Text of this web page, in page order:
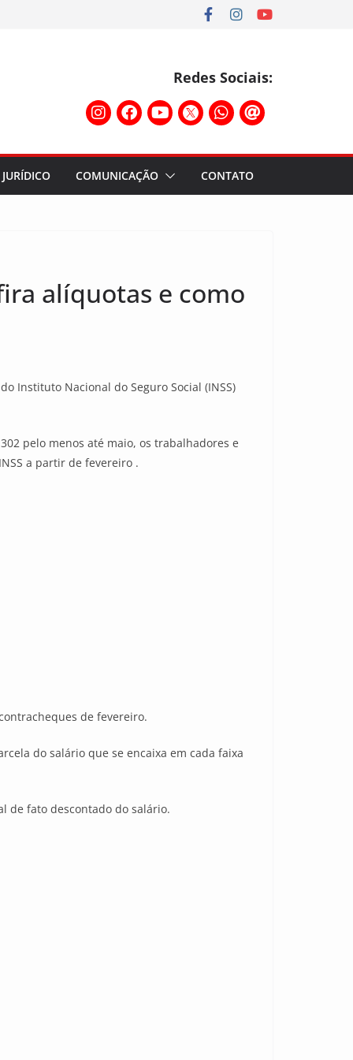
Redes Sociais:
COMUNICAÇÃO CONTATO
alíquotas e como
Instituto Nacional do Seguro Social (INSS)
pelo menos até maio, os trabalhadores e
a partir de fevereiro .
de fevereiro.
do salário que se encaixa em cada faixa
de fato descontado do salário.